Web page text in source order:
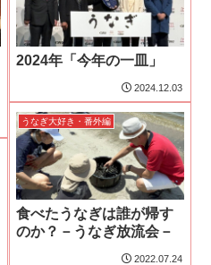
2024年「今年の一皿」
2024.12.03
うなぎ大好き・番外編
食べたうなぎは誰が帰す
のか？－うなぎ放流会－
2022.07.24